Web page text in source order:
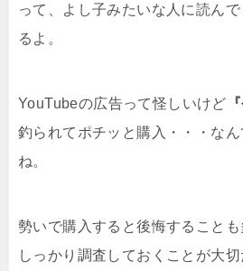
って、よし子みたいな人に読ん
るよ。
YouTubeの広告って怪しいけど
釣られてポチッと購入・・・な
ね。
勢いで購入すると後悔すること
しっかり調査しておくことが大切